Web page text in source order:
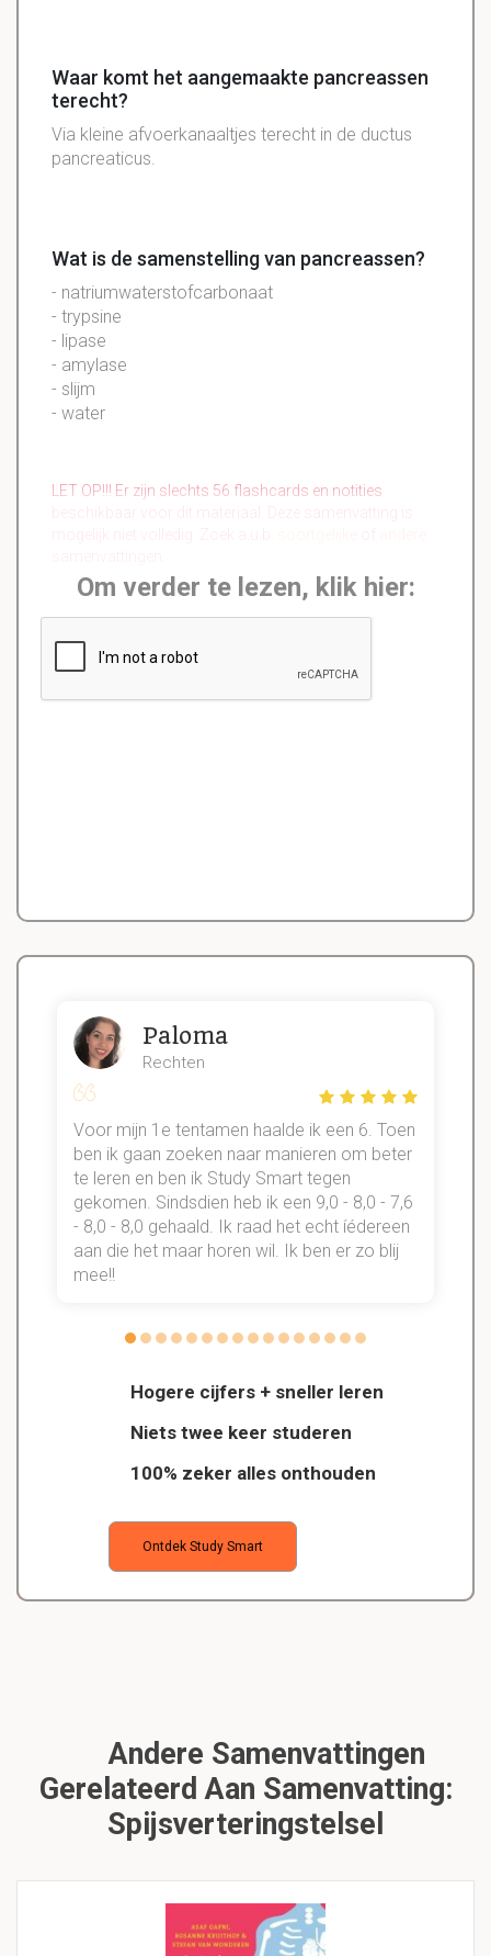
Waar komt het aangemaakte pancreassen
terecht?
Via kleine afvoerkanaaltjes terecht in de ductus
pancreaticus.
Wat is de samenstelling van pancreassen?
- natriumwaterstofcarbonaat
- trypsine
- lipase
- amylase
- slijm
- water
LET OP!!! Er zijn slechts 56 flashcards en notities
beschikbaar voor dit materiaal. Deze samenvatting is
Om verder te lezen, klik hier:
Hogere cijfers + sneller leren
Niets twee keer studeren
100% zeker alles onthouden
Ontdek Study Smart
Paloma
Rechten
Voor mijn 1e tentamen haalde ik een 6. Toen
ben ik gaan zoeken naar manieren om beter
te leren en ben ik Study Smart tegen
gekomen. Sindsdien heb ik een 9,0 - 8,0 - 7,6
- 8,0 - 8,0 gehaald. Ik raad het echt íédereen
aan die het maar horen wil. Ik ben er zo blij
mee!!
Andere Samenvattingen
Gerelateerd Aan Samenvatting:
Spijsverteringstelsel